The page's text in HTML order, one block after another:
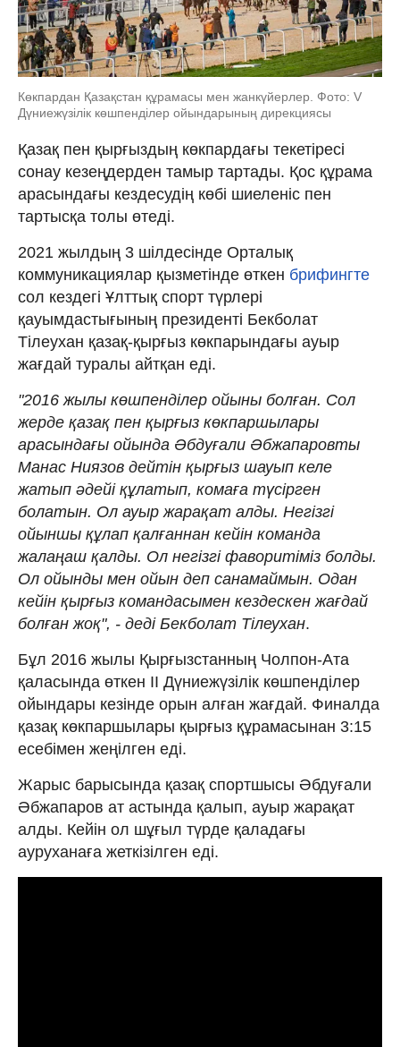
Көкпардан Қазақстан құрамасы мен жанкүйерлер. Фото: V
Дүниежүзілік көшпенділер ойындарының дирекциясы
Қазақ пен қырғыздың көкпардағы текетіресі
сонау кезеңдерден тамыр тартады. Қос құрама
арасындағы кездесудің көбі шиеленіс пен
тартысқа толы өтеді.
2021 жылдың 3 шілдесінде Орталық
коммуникациялар қызметінде өткен брифингте
сол кездегі Ұлттық спорт түрлері
қауымдастығының президенті Бекболат
Тілеухан қазақ-қырғыз көкпарындағы ауыр
жағдай туралы айтқан еді.
"2016 жылы көшпенділер ойыны болған. Сол
жерде қазақ пен қырғыз көкпаршылары
арасындағы ойында Әбдуғали Әбжапаровты
Манас Ниязов дейтін қырғыз шауып келе
жатып әдейі құлатып, комаға түсірген
болатын. Ол ауыр жарақат алды. Негізгі
ойыншы құлап қалғаннан кейін команда
жалаңаш қалды. Ол негізгі фаворитіміз болды.
Ол ойынды мен ойын деп санамаймын. Одан
кейін қырғыз командасымен кездескен жағдай
болған жоқ", - деді Бекболат Тілеухан.
Бұл 2016 жылы Қырғызстанның Чолпон-Ата
қаласында өткен ІІ Дүниежүзілік көшпенділер
ойындары кезінде орын алған жағдай. Финалда
қазақ көкпаршылары қырғыз құрамасынан 3:15
есебімен жеңілген еді.
Жарыс барысында қазақ спортшысы Әбдуғали
Әбжапаров ат астында қалып, ауыр жарақат
алды. Кейін ол шұғыл түрде қаладағы
ауруханаға жеткізілген еді.